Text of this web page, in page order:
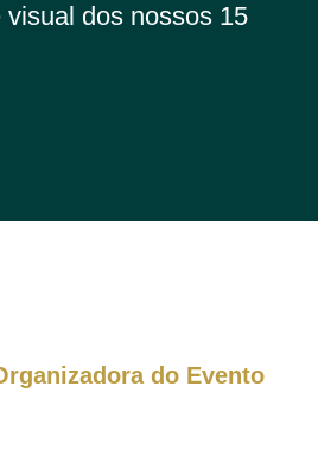
dos nossos 15
do Evento